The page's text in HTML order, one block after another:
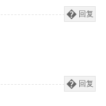
回复
回复